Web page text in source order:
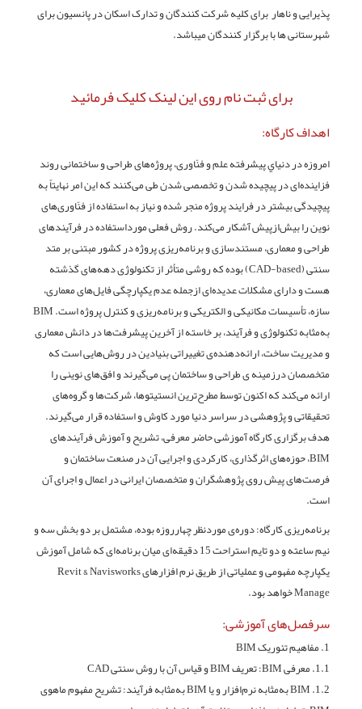
پذیرایی و ناهار برای کلیه شرکت کنندگان و تدارک اسکان در پانسیون برای
شهرستانی ها با برگزار کنندگان میباشد.
برای ثبت نام روی این لینک کلیک فرمائید
اهداف کارگاه:
امروزه در دنياي پيشرفته علم و فنّاوری، پروژه‌های طراحی و ساختمانی روند
فزاینده‌ای در پیچیده شدن و تخصصی شدن طی می‌کنند که این امر نهایتاً به
پیچیدگی بیشتر در فرایند پروژه منجر شده و نیاز به استفاده از فنّاوری‌های
نوین را بیش‌ازپیش آشکار می‌کند. روش فعلی مورداستفاده در فرآیندهای
طراحی و معماری، مستندسازی و برنامه‌ریزی پروژه در كشور مبتنی بر متد
سنتی (CAD-based) بوده که روشی متأثر از تکنولوژی دهه‌های گذشته
هست و دارای مشکلات عدیده‌ای ازجمله عدم یکپارچگی فایل‌های معماری،
سازه، تأسیسات مکانیکی و الکتریکی و برنامه‌ریزی و کنترل پروژه است. BIM
به‌مثابه تکنولوژی و فرآیند، بر خاسته از آخرین پیشرفت‌ها در دانش معماری
و مدیریت ساخت، ارائه‌دهنده‌ی تغییراتی بنیادین در روش‌هایی است که
متخصصان درزمینه ی طراحی و ساختمان پی می‌گیرند و افق‌های نوینی را
ارائه می‌کند که اکنون توسط مطرح‌ترین انستیتوها، شرکت‌ها و گروه‌های
تحقیقاتی و پژوهشی در سراسر دنیا مورد کاوش و استفاده قرار می‌گیرند.
هدف برگزاری کارگاه آموزشی حاضر معرفی، تشریح و آموزش فرآیندهای
BIM، حوزه‌های اثرگذاری، کارکردی و اجرایی آن در صنعت ساختمان و
فرصت‌های پیش روی پژوهشگران و متخصصان ایرانی در اعمال و اجرای آن
است.
برنامه‌ریزی کارگاه: دوره‌ی موردنظر چهار‌روزه بوده، مشتمل بر دو بخش سه و
نیم ‌ساعته‌ و دو تایم استراحت 15 دقیقه‌ای میان برنامه‌ای که شامل آموزش
یکپارچه مفهومی و عملیاتی از طریق نرم افزارهای Revit & Navisworks
Manage خواهد بود.
سرفصل‌های آموزشی:
1. مفاهیم تئوریک BIM
1.1. معرفی BIM: تعریف BIM و قیاس آن با روش سنتی CAD
1.2. BIM به‌مثابه نرم‌افزار و یا BIM به‌مثابه فرآیند: تشریح مفهوم ماهوی